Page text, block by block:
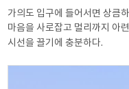
가의도 입구에 들어서면 상큼
마음을 사로잡고 멀리까지 아
시선을 끌기에 충분하다.